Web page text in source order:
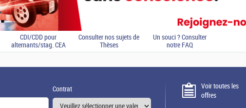
CDI/CDD pour
alternants/stag. CEA
Consulter nos sujets de
Thèses
Un souci ? Consulter
notre FAQ
Contrat
Voir toutes les
offres